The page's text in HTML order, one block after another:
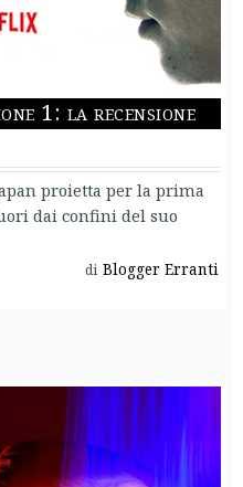
1: la recensione
proietta per la prima
dai confini del suo
di Blogger Erranti